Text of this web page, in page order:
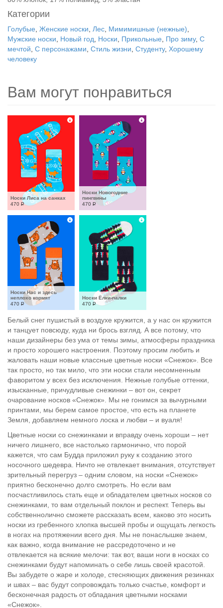
Категории
Голубые Женские носки Лес Мимимишные (нежные)
Мужские носки
Новый год Носки Прикольные Про зиму, С
мечтой С персонажами Стиль жизни Студенту, Хорошему
человеку
Вам могут понравиться
Носки Лиса на санках
470 Р
Носки Новогодние
пингвины
470 Р
Носки Нас и здесь
неплохо кормят
470 Р
Носки Ёлки-палки
470 Р
Белый снег пушистый в воздухе кружится, а у нас он кружится
и танцует повсюду, куда ни брось взгляд. А все потому, что
наши дизайнеры без ума от темы зимы, атмосферы праздника
и просто хорошего настроения. Поэтому просим любить и
жаловать наши новые классные цветные носки «Снежок». Все
так просто, но так мило, что эти носки стали несомненным
фаворитом у всех без исключения. Нежные голубые оттенки,
изысканные, причудливые снежинки – вот он, секрет
очарование носков «Снежок». Мы не гонимся за вычурными
принтами, мы берем самое простое, что есть на планете
Земля, добавляем немного лоска и любви – и вуаля!
Цветные носки со снежинками и вправду очень хороши – нет
ничего лишнего, все настолько гармонично, что порой
кажется, что сам Будда приложил руку к созданию этого
носочного шедевра. Ничто не отвлекает внимания, отсутствует
зрительный перегруз – одним словом, на носки «Снежок»
приятно бесконечно долго смотреть. Но если вам
посчастливилось стать еще и обладателем цветных носков со
снежинками, то вам отдельный поклон и респект. Теперь вы
собственнолично сможете рассказать всем, каково это носить
носки из гребенного хлопка высшей пробы и ощущать легкость
в ногах на протяжении всего дня. Мы не понаслышке знаем,
как важно, когда внимание не рассредоточено и не
отвлекается на всякие мелочи: так вот, ваши ноги в носках со
снежинками будут напоминать о себе лишь своей красотой.
Вы забудете о жаре и холоде, стесняющих движения резинках
и швах – вас будут сопровождать только счастье, комфорт и
бесконечная радость от обладания цветными носками
«Снежок».